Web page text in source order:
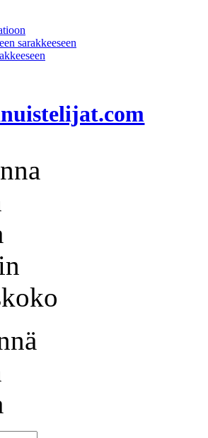
sarakkeeseen